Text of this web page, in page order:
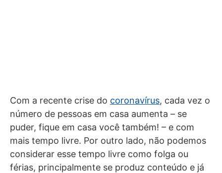
Com a recente crise do coronavírus, cada vez o
número de pessoas em casa aumenta – se
puder, fique em casa você também! – e com
mais tempo livre. Por outro lado, não podemos
considerar esse tempo livre como folga ou
férias, principalmente se produz conteúdo e já